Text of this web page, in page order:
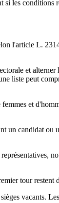
les conditions
l'article L.
et alterner
liste peut
et
un candidat ou
tour restent
vacants.